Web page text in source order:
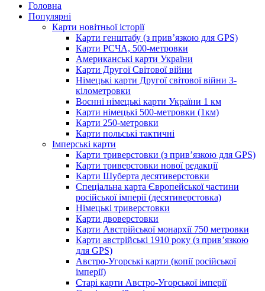
Головна
Популярні
Карти новітньої історії
Карти генштабу (з прив’язкою для GPS)
Карти РСЧА, 500-метровки
Американські карти України
Карти Другої Світової війни
Німецькі карти Другої світової війни 3-
кілометровки
Воєнні німецькі карти України 1 км
Карти німецькі 500-метровки (1км)
Карти 250-метровки
Карти польські тактичні
Імперські карти
Карти триверстовки (з прив’язкою для GPS)
Карти триверстовки нової редакції
Карти Шуберта десятиверстовки
Спеціальна карта Європейської частини
російської імперії (десятиверстовка)
Німецькі триверстовки
Карти двоверстовки
Карти Австрійської монархії 750 метровки
Карти австрійські 1910 року (з прив’язкою
для GPS)
Австро-Угорські карти (копії російської
імперії)
Старі карти Австро-Угорської імперії